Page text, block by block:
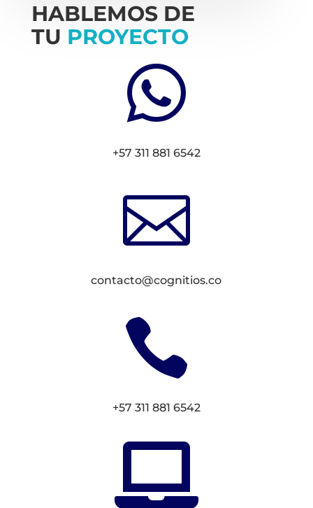
HABLEMOS DE
TU PROYECTO

+57 311 881 6542

contacto@cognitios.co

+57 311 881 6542
